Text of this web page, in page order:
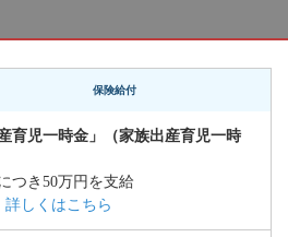
保険給付
産育児一時金」（家族出産育児一時
つき50万円を支給
詳しくはこちら